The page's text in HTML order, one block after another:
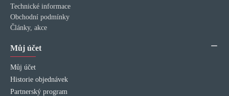
Technické informace
Obchodní podmínky
Články, akce
Můj účet
Můj účet
Historie objednávek
Partnerský program